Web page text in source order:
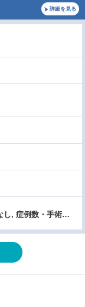
詳細を見る
高額年収（1800万円以上）, 当直なし, 症例数・手術件数が多い, 医療機器・設備充実, 女性医師におすすめ